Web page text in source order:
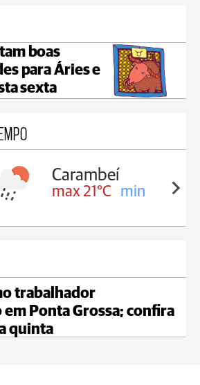
boas
para Áries e
sexta
Carambeí
max 21°C min 18°C
trabalhador
Ponta Grossa; confira
quinta